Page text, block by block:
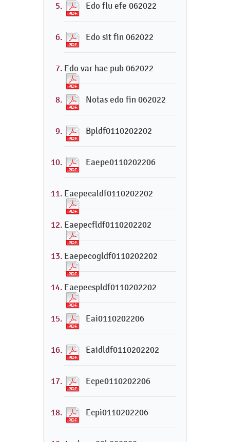
Edo flu efe 062022
Edo sit fin 062022
Edo var hac pub 062022
Notas edo fin 062022
Bpldf0110202202
Eaepe0110202206
Eaepecaldf0110202202
Eaepecfldf0110202202
Eaepecogldf0110202202
Eaepecspldf0110202202
Eai0110202206
Eaidldf0110202202
Ecpe0110202206
Ecpi0110202206